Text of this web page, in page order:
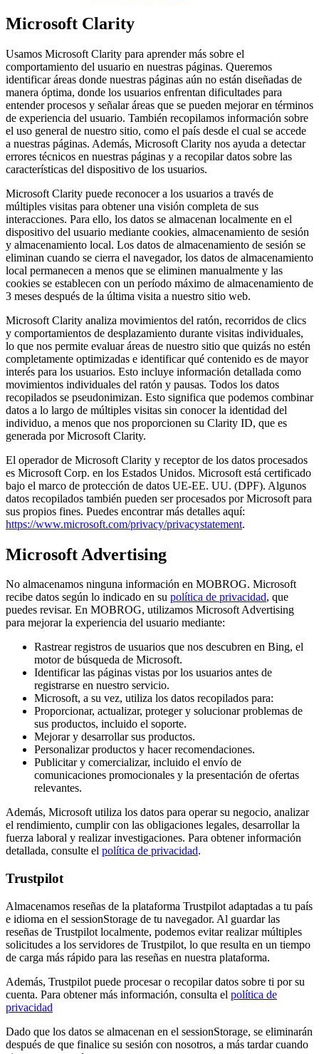
Microsoft Clarity
Usamos Microsoft Clarity para aprender más sobre el
comportamiento del usuario en nuestras páginas. Queremos
identificar áreas donde nuestras páginas aún no están diseñadas de
manera óptima, donde los usuarios enfrentan dificultades para
entender procesos y señalar áreas que se pueden mejorar en términos
de experiencia del usuario. También recopilamos información sobre
el uso general de nuestro sitio, como el país desde el cual se accede
a nuestras páginas. Además, Microsoft Clarity nos ayuda a detectar
errores técnicos en nuestras páginas y a recopilar datos sobre las
características del dispositivo de los usuarios.
Microsoft Clarity puede reconocer a los usuarios a través de
múltiples visitas para obtener una visión completa de sus
interacciones. Para ello, los datos se almacenan localmente en el
dispositivo del usuario mediante cookies, almacenamiento de sesión
y almacenamiento local. Los datos de almacenamiento de sesión se
eliminan cuando se cierra el navegador, los datos de almacenamiento
local permanecen a menos que se eliminen manualmente y las
cookies se establecen con un período máximo de almacenamiento de
3 meses después de la última visita a nuestro sitio web.
Microsoft Clarity analiza movimientos del ratón, recorridos de clics
y comportamientos de desplazamiento durante visitas individuales,
lo que nos permite evaluar áreas de nuestro sitio que quizás no estén
completamente optimizadas e identificar qué contenido es de mayor
interés para los usuarios. Esto incluye información detallada como
movimientos individuales del ratón y pausas. Todos los datos
recopilados se pseudonimizan. Esto significa que podemos combinar
datos a lo largo de múltiples visitas sin conocer la identidad del
individuo, a menos que nos proporcionen su Clarity ID, que es
generada por Microsoft Clarity.
El operador de Microsoft Clarity y receptor de los datos procesados
es Microsoft Corp. en los Estados Unidos. Microsoft está certificado
bajo el marco de protección de datos UE-EE. UU. (DPF). Algunos
datos recopilados también pueden ser procesados por Microsoft para
sus propios fines. Puedes encontrar más detalles aquí:
https://www.microsoft.com/privacy/privacystatement.
Microsoft Advertising
No almacenamos ninguna información en MOBROG. Microsoft
recibe datos según lo indicado en su política de privacidad, que
puedes revisar. En MOBROG, utilizamos Microsoft Advertising
para mejorar la experiencia del usuario mediante:
Rastrear registros de usuarios que nos descubren en Bing, el
motor de búsqueda de Microsoft.
Identificar las páginas vistas por los usuarios antes de
registrarse en nuestro servicio.
Microsoft, a su vez, utiliza los datos recopilados para:
Proporcionar, actualizar, proteger y solucionar problemas de
sus productos, incluido el soporte.
Mejorar y desarrollar sus productos.
Personalizar productos y hacer recomendaciones.
Publicitar y comercializar, incluido el envío de
comunicaciones promocionales y la presentación de ofertas
relevantes.
Además, Microsoft utiliza los datos para operar su negocio, analizar
el rendimiento, cumplir con las obligaciones legales, desarrollar la
fuerza laboral y realizar investigaciones. Para obtener información
detallada, consulte el política de privacidad.
Trustpilot
Almacenamos reseñas de la plataforma Trustpilot adaptadas a tu país
e idioma en el sessionStorage de tu navegador. Al guardar las
reseñas de Trustpilot localmente, podemos evitar realizar múltiples
solicitudes a los servidores de Trustpilot, lo que resulta en un tiempo
de carga más rápido para las reseñas en nuestra plataforma.
Además, Trustpilot puede procesar o recopilar datos sobre ti por su
cuenta. Para obtener más información, consulta el política de
privacidad
Dado que los datos se almacenan en el sessionStorage, se eliminarán
después de que finalice su sesión con nosotros, a más tardar cuando